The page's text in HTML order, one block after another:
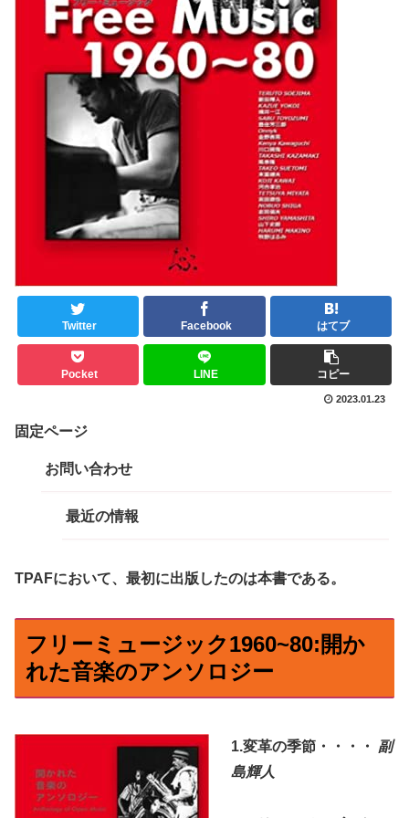
Twitter Facebook はてブ
Pocket LINE コピー
2023.01.23
固定ページ
お問い合わせ
最近の情報
TPAFにおいて、最初に出版したのは本書である。
フリーミュージック1960~80:開か
れた音楽のアンソロジー
1.変革の季節・・・・
副
島輝人